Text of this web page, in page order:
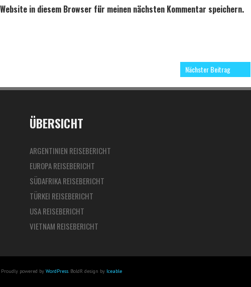
in diesem Browser für meinen nächsten Kommentar speichern.
Nächster Beitrag
ÜBERSICHT
ARGENTINIEN REISEBERICHT
EUROPA REISEBERICHT
SÜDAFRIKA REISEBERICHT
TÜRKEI REISEBERICHT
USA REISEBERICHT
VIETNAM REISEBERICHT
powered by WordPress. BoldR design by Iceable